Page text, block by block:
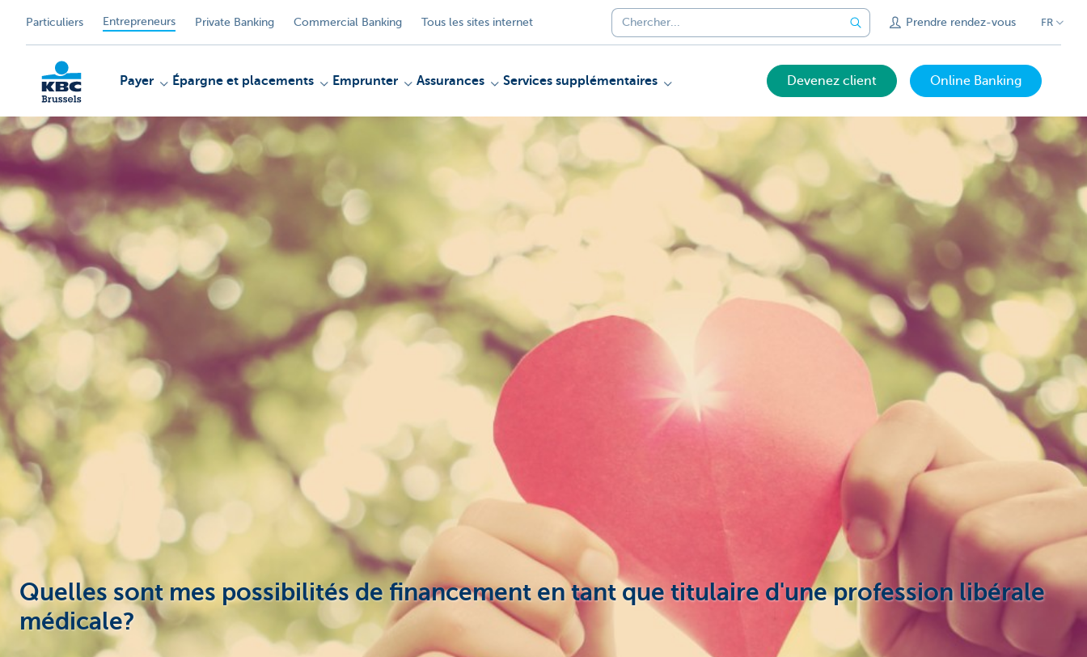
Particuliers Entrepreneurs Private Banking Commercial Banking Tous les sites internet Prendre rendez-vous FR
KBC
Entrepreneurs
Payer Épargne et placements Emprunter Assurances Services supplémentaires Devenez client Online Banking
Quelles sont mes possibilités de financement en tant que titulaire d'une profession libérale
médicale?